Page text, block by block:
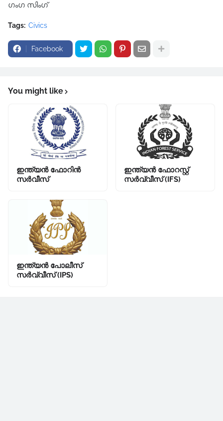
ഗംഗ സിംഗ്
Tags: Civics
Facebook
You might like
ഇന്ത്യൻ ഫോറിൻ
സർവീസ്‌
ഇന്ത്യൻ ഫോറസ്റ്റ്
സർവ്വീസ്‌ (IFS)
ഇന്ത്യൻ പോലീസ്‌
സർവ്വീസ്‌ (IPS)